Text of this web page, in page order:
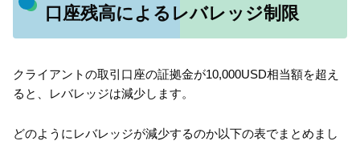
口座残高によるレバレッジ制限
クライアントの取引口座の証拠金が10,000USD相当額を超え
ると、レバレッジは減少します。
どのようにレバレッジが減少するのか以下の表でまとめまし